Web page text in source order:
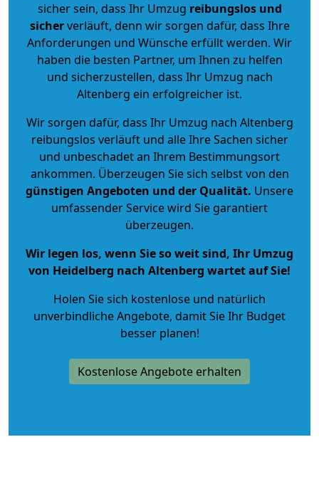
sicher sein, dass Ihr Umzug reibungslos und
sicherverläuft, denn wir sorgen dafür, dass Ihre
Anforderungen und Wünsche erfüllt werden. Wir
haben die besten Partner, um Ihnen zu helfen
und sicherzustellen, dass Ihr Umzug nach
Altenberg ein erfolgreicher ist.
Wir sorgen dafür, dass Ihr Umzug nach Altenberg
reibungslos verläuft und alle Ihre Sachen sicher
und unbeschadet an Ihrem Bestimmungsort
ankommen. Überzeugen Sie sich selbst von den
günstigen Angeboten und der Qualität. Unsere
umfassender Service wird Sie garantiert
überzeugen.
Wir legen los, wenn Sie so weit sind, Ihr Umzug
von Heidelberg nach Altenberg wartet auf Sie!
Holen Sie sich kostenlose und natürlich
unverbindliche Angebote, damit Sie Ihr Budget
besser planen!
Kostenlose Angebote erhalten